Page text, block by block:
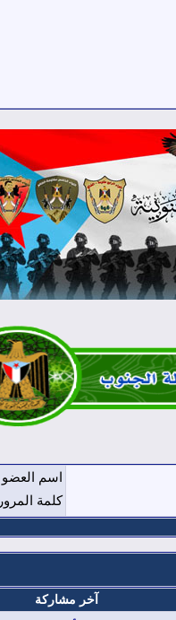
اسم العضو
كلمة المرور
آخر مشاركة